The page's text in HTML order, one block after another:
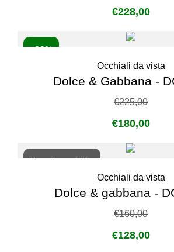
€228,00
- 20%
Occhiali da vista
Dolce & Gabbana -
€225,00
€180,00
Non disponibile
Occhiali da vista
Dolce & gabbana -
€160,00
€128,00